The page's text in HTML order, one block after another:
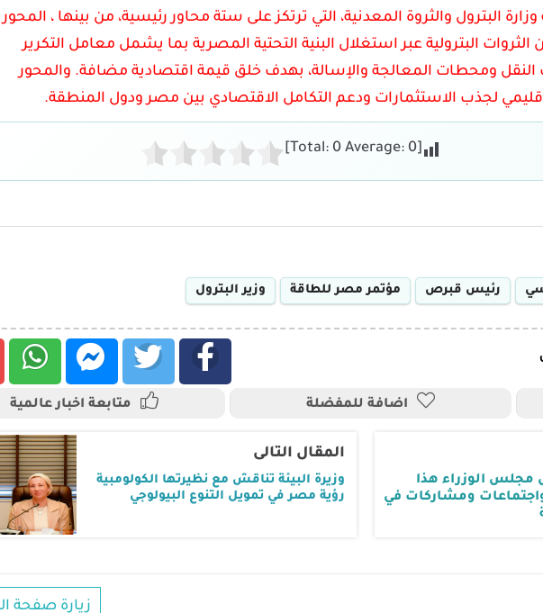
البترول والثروة المعدنية، التي ترتكز على ستة محاور رئيسية، من بينها ، المحور
البترولية عبر استغلال البنية التحتية المصرية بما يشمل معامل التكرير
ومحطات المعالجة والإسالة، بهدف خلق قيمة اقتصادية مضافة. والمحور
لجذب الاستثمارات ودعم التكامل الاقتصادي بين مصر ودول المنطقة.
[Total:
0 Average: 0
]
رئيس قبرص مؤتمر مصر للطاقة وزير البترول
اضافة للمفضلة متابعة اخبار عالمية
مجلس الوزراء هذا
ومشاركات في
المقال التالى
وزيرة البيئة تناقش مع نظيرتها الكولومبية
رؤية مصر في تمويل التنوع البيولوجي
زيارة صفحة